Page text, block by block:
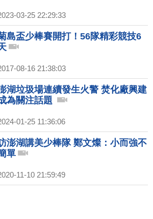
03-25 22:29:33
島盃少棒賽開打！56隊精彩競技6
08-16 21:38:03
湖垃圾場連續發生火警 焚化廠興建
為關注話題
01-25 11:36:06
澎湖講美少棒隊 鄭文燦：小而強不
單
11-10 21:59:49